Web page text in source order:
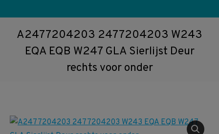
A2477204203 2477204203 W243
EQA EQB W247 GLA Sierlijst Deur
rechts voor onder